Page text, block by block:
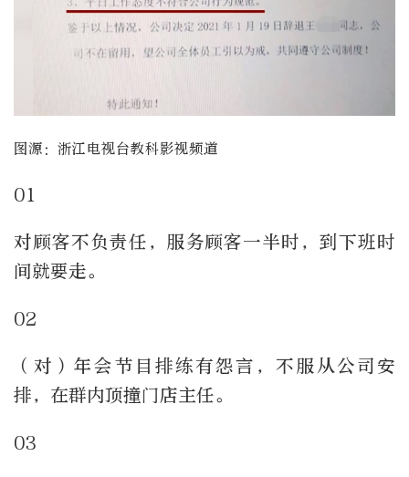
图源：浙江电视台教科影视频道
01
对顾客不负责任，服务顾客一半时，到下班时
间就要走。
02
（对）年会节目排练有怨言，不服从公司安
排，在群内顶撞门店主任。
03